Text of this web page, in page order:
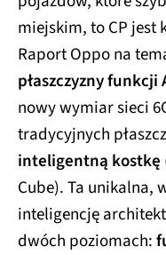
miejskim, to CP jest
Raport Oppo na
płaszczyzny funkcji
nowy wymiar sieci
tradycyjnych
inteligentną kostkę
Cube). Ta unikalna,
inteligencję
dwóch poziomach: